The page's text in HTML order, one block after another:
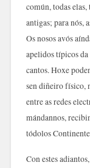
común, todas
antigas; para nós,
Os nosos avós
apelidos típicos
cantos. Hoxe
sen diñeiro físico,
entre as redes
mándannos,
tódolos
Con estes